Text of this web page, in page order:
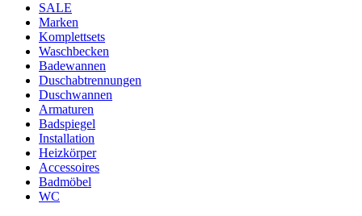
SALE
Marken
Komplettsets
Waschbecken
Badewannen
Duschabtrennungen
Duschwannen
Armaturen
Badspiegel
Installation
Heizkörper
Accessoires
Badmöbel
WC